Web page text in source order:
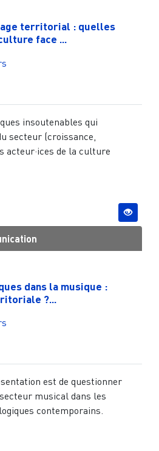
territorial : quelles
face ...
insoutenables qui
secteur (croissance,
acteur·ices de la culture
dans la musique :
?...
est de questionner
musical dans les
contemporains.